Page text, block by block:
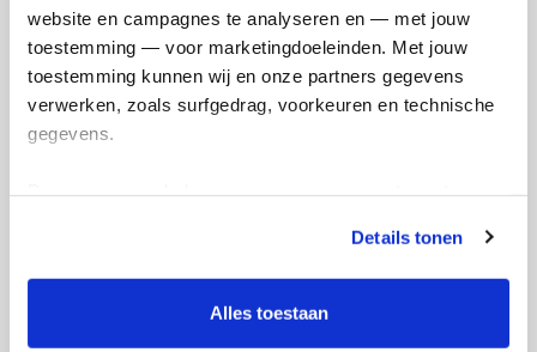
website en campagnes te analyseren en — met jouw
toestemming — voor marketingdoeleinden. Met jouw
toestemming kunnen wij en onze partners gegevens
verwerken, zoals surfgedrag, voorkeuren en technische
gegevens.
tonen. Je kunt je toestemming op elk moment wijzigen of
intrekken via Cookie instellingen onderaan de pagina. De
lijst met cookies is te vinden in het tabblad “details”.
Details tonen
Alles toestaan